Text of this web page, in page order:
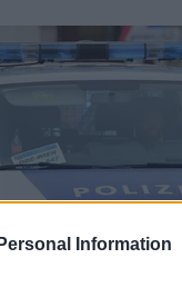
Information